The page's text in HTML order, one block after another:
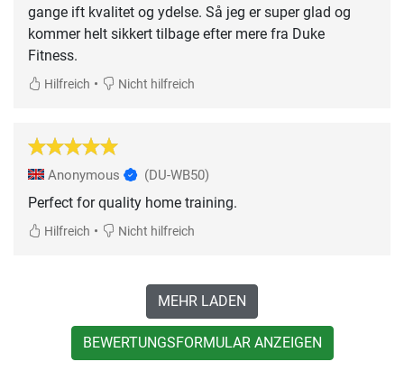
gange ift kvalitet og ydelse. Så jeg er super glad og
kommer helt sikkert tilbage efter mere fra Duke
Fitness.
Hilfreich • Nicht hilfreich
Anonymous (DU-WB50)
Perfect for quality home training.
Hilfreich • Nicht hilfreich
MEHR LADEN
BEWERTUNGSFORMULAR ANZEIGEN